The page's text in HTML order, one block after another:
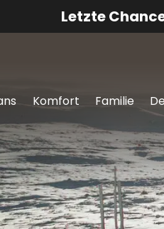
Letzte
Komfort Familie